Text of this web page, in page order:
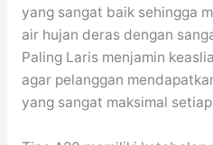
yang sangat baik sehingga
air hujan deras dengan
Paling Laris menjamin
agar pelanggan
yang sangat maksimal